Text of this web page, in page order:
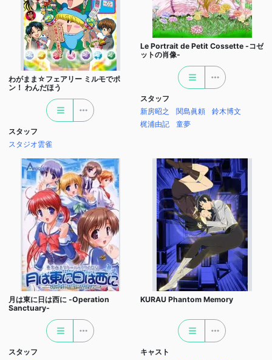
わがまま☆フェアリー ミルモでポ
ン！ わんだほう
スタッフ
スタジオ雲雀
Le Portrait de Petit Cossette -コゼ
ットの肖像-
スタッフ
新房昭之
関島眞頼
鈴木博文
梶浦由記
童夢
月は東に日は西に -Operation
Sanctuary-
スタッフ
KURAU Phantom Memory
キャスト